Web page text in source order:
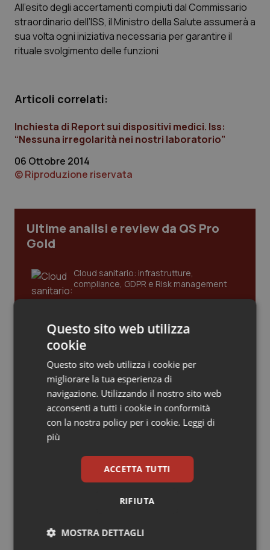
Calabria
Campania
Lazio
Liguria
Lombardia
Marche
Molise
Piemonte
Provincia Autonoma di Bolzano
Provincia Autonoma di Trento
Puglia
Sardegna
Asma & BPCO
Car-T
Diabete & glucometri
Disturbi dell’umore
Dolore
Donna & Salute
Epatiti
HIV
Infezioni & Febbre
Ipertensione & Scompenso
Malattie rare
Malattia di Crohn & Rettocolite Ulcerosa
Neuroscienze & patologie neurodegenerative
All’esito degli accertamenti compiuti dal Commissario
straordinario dell’ISS, il Ministro della Salute assumerà a
sua volta ogni iniziativa necessaria per garantire il
rituale svolgimento delle funzioni
Articoli correlati:
Inchiesta di Report sui dispositivi medici. Iss:
“Nessuna irregolarità nei nostri laboratorio”
06 Ottobre 2014
© Riproduzione riservata
Ultime analisi e review da QS Pro
Gold
Cloud sanitario: infrastrutture,
compliance, GDPR e Risk management
Gestione dell'Ipertensione resistente:
dalle Linee Guida alle terapie innovative
Leadership Infermieristica 2026: nuovi
modelli di responsabilità e autonomia
clinici ad alte prestazioni
AI e telemedicina nello studio
uso protetto
Questo sito web utilizza
cookie
Questo sito web utilizza i cookie per
migliorare la tua esperienza di
navigazione. Utilizzando il nostro sito web
acconsenti a tutti i cookie in conformità
con la nostra policy per i cookie. Leggi di
più
ACCETTA TUTTI
RIFIUTA
MOSTRA DETTAGLI